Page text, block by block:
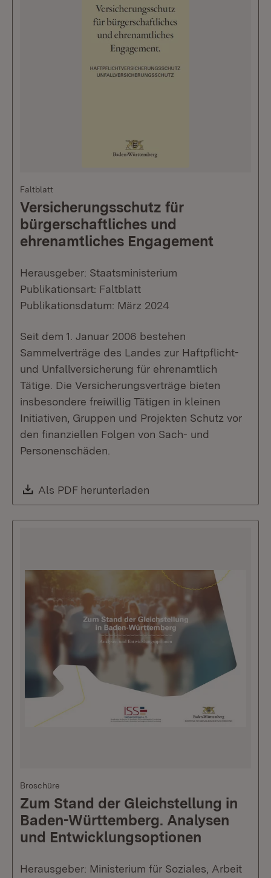
Faltblatt
Versicherungsschutz für
bürgerschaftliches und
ehrenamtliches Engagement
Herausgeber: Staatsministerium
Publikationsart: Faltblatt
Publikationsdatum: März 2024
Seit dem 1. Januar 2006 bestehen
Sammelverträge des Landes zur Haftpflicht-
und Unfallversicherung für ehrenamtlich
Tätige. Die Versicherungsverträge bieten
insbesondere freiwillig Tätigen in kleinen
Initiativen, Gruppen und Projekten Schutz vor
den finanziellen Folgen von Sach- und
Personenschäden.
Download:
Als PDF herunterladen
Broschüre
Zum Stand der Gleichstellung in
Baden-Württemberg. Analysen
und Entwicklungsoptionen
Herausgeber: Ministerium für Soziales, Arbeit